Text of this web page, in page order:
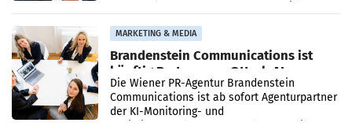
MARKETING & MEDIA
Brandenstein Communications ist
künftig Partner von OtterlyAI
Die Wiener PR-Agentur Brandenstein
Communications ist ab sofort Agenturpartner
der KI-Monitoring- und